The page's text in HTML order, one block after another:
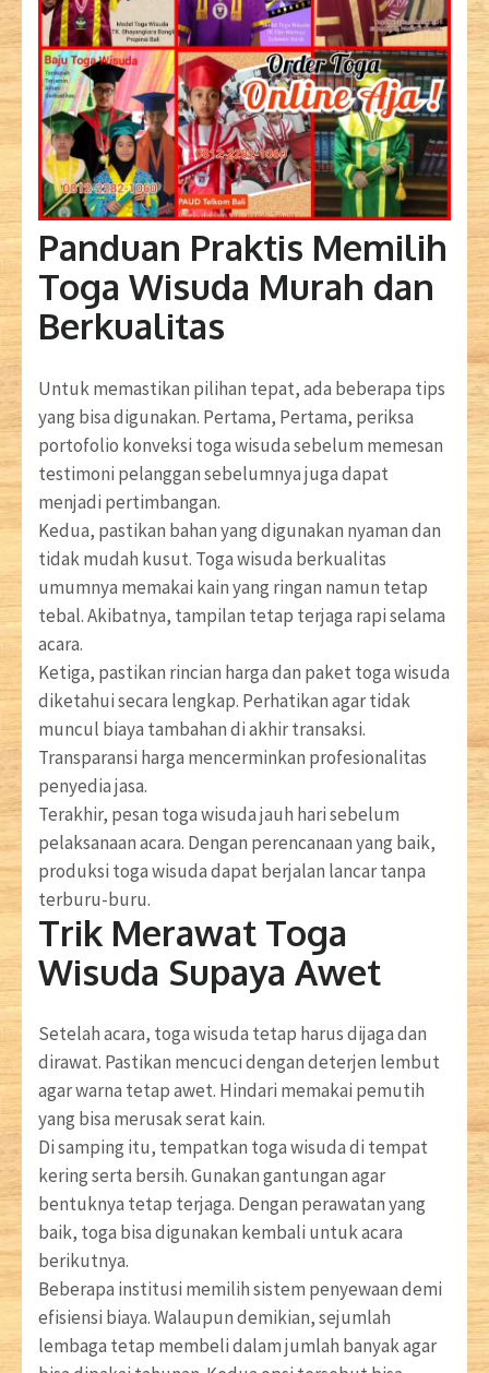
Panduan Praktis Memilih
Toga Wisuda Murah dan
Berkualitas
Untuk memastikan pilihan tepat, ada beberapa tips
yang bisa digunakan. Pertama, Pertama, periksa
portofolio konveksi toga wisuda sebelum memesan
testimoni pelanggan sebelumnya juga dapat
menjadi pertimbangan.
Kedua, pastikan bahan yang digunakan nyaman dan
tidak mudah kusut. Toga wisuda berkualitas
umumnya memakai kain yang ringan namun tetap
tebal. Akibatnya, tampilan tetap terjaga rapi selama
acara.
Ketiga, pastikan rincian harga dan paket toga wisuda
diketahui secara lengkap. Perhatikan agar tidak
muncul biaya tambahan di akhir transaksi.
Transparansi harga mencerminkan profesionalitas
penyedia jasa.
Terakhir, pesan toga wisuda jauh hari sebelum
pelaksanaan acara. Dengan perencanaan yang baik,
produksi toga wisuda dapat berjalan lancar tanpa
terburu-buru.
Trik Merawat Toga
Wisuda Supaya Awet
Setelah acara, toga wisuda tetap harus dijaga dan
dirawat. Pastikan mencuci dengan deterjen lembut
agar warna tetap awet. Hindari memakai pemutih
yang bisa merusak serat kain.
Di samping itu, tempatkan toga wisuda di tempat
kering serta bersih. Gunakan gantungan agar
bentuknya tetap terjaga. Dengan perawatan yang
baik, toga bisa digunakan kembali untuk acara
berikutnya.
Beberapa institusi memilih sistem penyewaan demi
efisiensi biaya. Walaupun demikian, sejumlah
lembaga tetap membeli dalam jumlah banyak agar